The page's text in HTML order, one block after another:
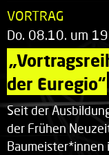
VORTRAG
Do. 08.10. um
der Euregio“
Seit der
der Frühen
Baumeister*innen